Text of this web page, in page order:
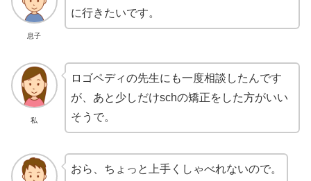
息子
に行きたいです。
私
ロゴペディの先生にも一度相談したんです
が、あと少しだけschの矯正をした方がいい
そうで。
おら、ちょっと上手くしゃべれないので。